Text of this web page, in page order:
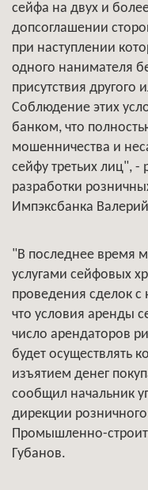
сейфа на двух и
допсоглашении
при наступлении
одного нанимателя
присутствия другого
Соблюдение этих
банком, что
мошенничества и
сейфу третьих лиц", -
разработки
Импэксбанка
"В последнее время
услугами сейфовых
проведения сделок
что условия аренды
число арендаторов
будет осуществлять
изъятием денег
сообщил начальник
дирекции
Промышленно-
Губанов.